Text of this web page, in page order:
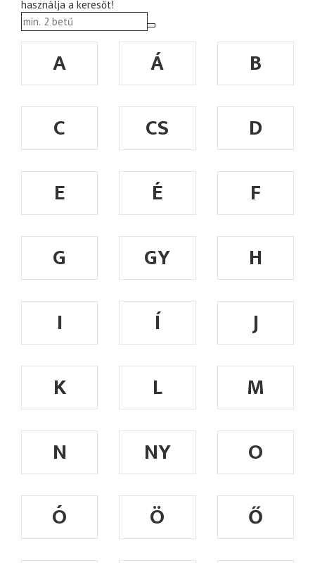
használja a keresőt!
A Á
B
C
CS
D
E
É
F
G
GY
H
I
Í
J
K
L
M
N
NY
O
Ó
Ö
Ő